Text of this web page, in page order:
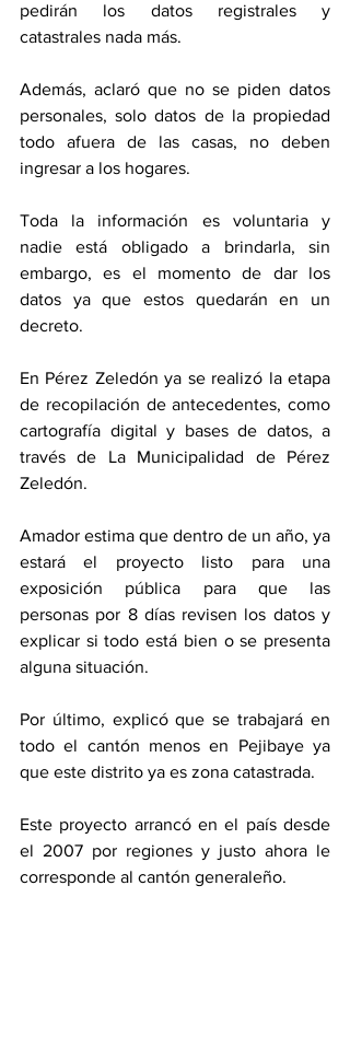
pedirán los datos registrales y
catastrales nada más.
Además, aclaró que no se piden datos
personales, solo datos de la propiedad
todo afuera de las casas, no deben
ingresar a los hogares.
Toda la información es voluntaria y
nadie está obligado a brindarla, sin
embargo, es el momento de dar los
datos ya que estos quedarán en un
decreto.
En Pérez Zeledón ya se realizó la etapa
de recopilación de antecedentes, como
cartografía digital y bases de datos, a
través de La Municipalidad de Pérez
Zeledón.
Amador estima que dentro de un año, ya
estará el proyecto listo para una
exposición pública para que las
personas por 8 días revisen los datos y
explicar si todo está bien o se presenta
alguna situación.
Por último, explicó que se trabajará en
todo el cantón menos en Pejibaye ya
que este distrito ya es zona catastrada.
Este proyecto arrancó en el país desde
el 2007 por regiones y justo ahora le
corresponde al cantón generaleño.